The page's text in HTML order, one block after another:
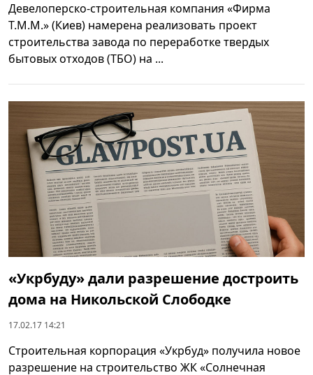
Девелоперско-строительная компания «Фирма
Т.М.М.» (Киев) намерена реализовать проект
строительства завода по переработке твердых
бытовых отходов (ТБО) на ...
«Укрбуду» дали разрешение достроить
дома на Никольской Слободке
17.02.17 14:21
Строительная корпорация «Укрбуд» получила новое
разрешение на строительство ЖК «Солнечная